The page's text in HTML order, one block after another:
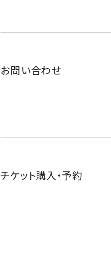
お問い合わせ
チケット購入・予約